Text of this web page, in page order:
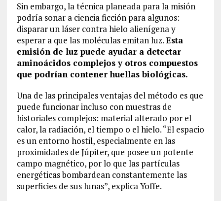
Sin embargo, la técnica planeada para la misión
podría sonar a ciencia ficción para algunos:
disparar un láser contra hielo alienígena y
esperar a que las moléculas emitan luz.Esta
emisión de luz puede ayudar a detectar
aminoácidos complejos y otros compuestos
que podrían contener huellas biológicas.
Una de las principales ventajas del método es que
puede funcionar incluso con muestras de
historiales complejos: material alterado por el
calor, la radiación, el tiempo o el hielo. “El espacio
es un entorno hostil, especialmente en las
proximidades de Júpiter, que posee un potente
campo magnético, por lo que las partículas
energéticas bombardean constantemente las
superficies de sus lunas”, explica Yoffe.